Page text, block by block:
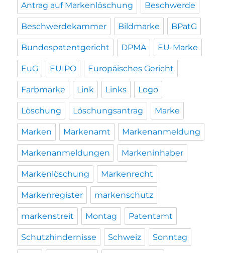
Antrag auf Markenlöschung Beschwerde
Beschwerdekammer Bildmarke BPatG
Bundespatentgericht DPMA EU-Marke
EuG EUIPO Europäisches Gericht
Farbmarke Link Links Logo
Löschung Löschungsantrag Marke
Marken Markenamt Markenanmeldung
Markenanmeldungen Markeninhaber
Markenlöschung Markenrecht
Markenregister markenschutz
markenstreit Montag Patentamt
Schutzhindernisse Schweiz Sonntag